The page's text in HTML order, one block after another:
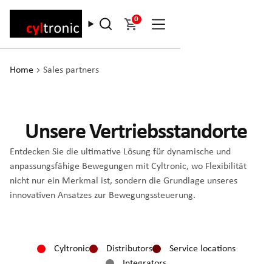
0
Home Sales partners
Unsere Vertriebsstandorte
Entdecken Sie die ultimative Lösung für dynamische und
anpassungsfähige Bewegungen mit Cyltronic, wo Flexibilität
nicht nur ein Merkmal ist, sondern die Grundlage unseres
innovativen Ansatzes zur Bewegungssteuerung.
Cyltronic Distributors
Service locations